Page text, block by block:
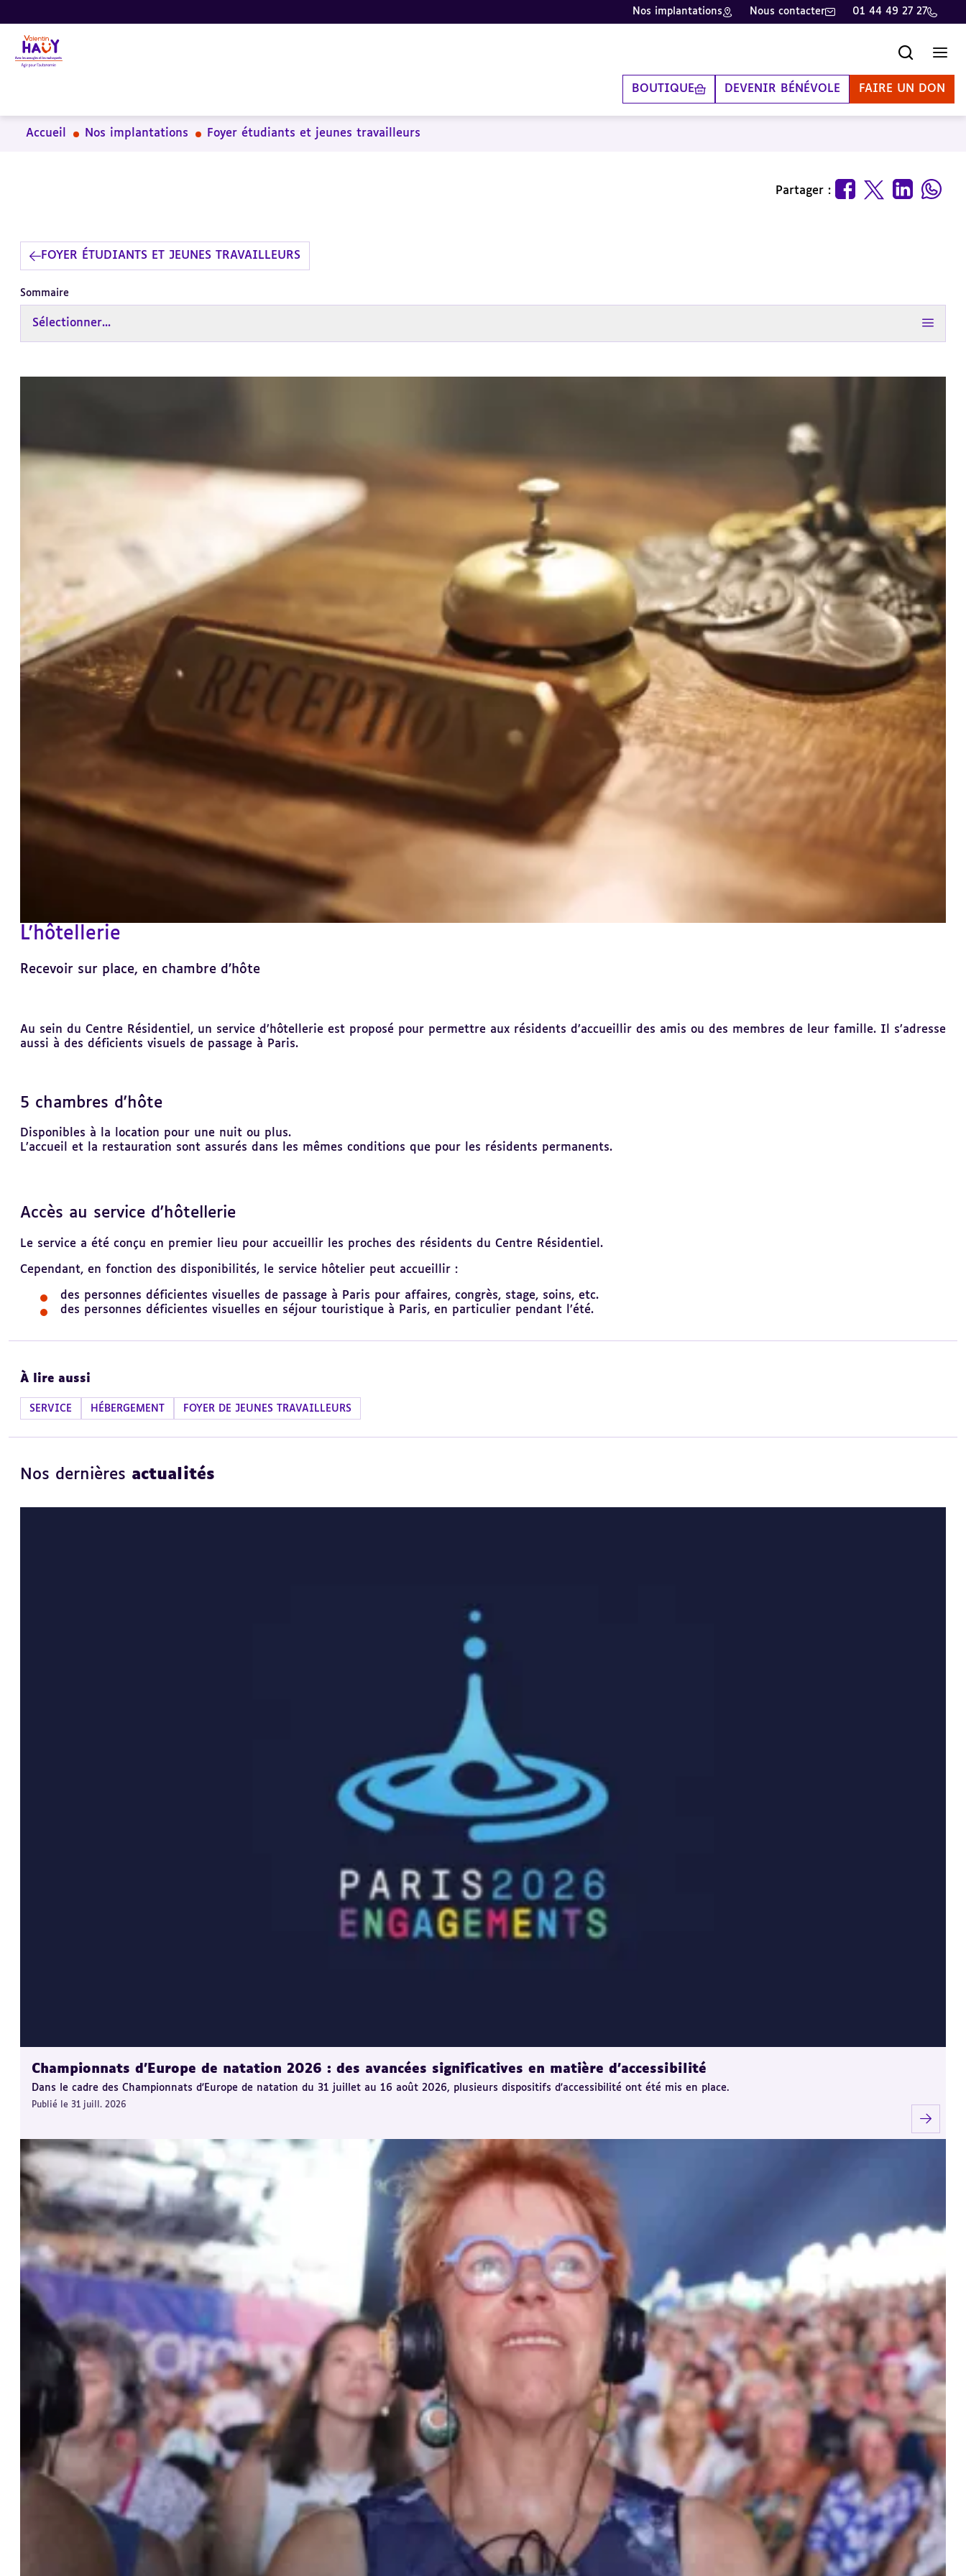
Aller
au
contenu
principal
Aller
au
pied
de
Aller
à
la
recherche
Nos implantations Nous contacter 01 44 49 27 27
BOUTIQUE DEVENIR BÉNÉVOLE FAIRE UN DON
Accueil Nos implantations Foyer étudiants et jeunes travailleurs
Partager :
FOYER ÉTUDIANTS ET JEUNES TRAVAILLEURS
Sommaire
Sélectionner...
L'hôtellerie
Recevoir sur place, en chambre d’hôte
Au sein du Centre Résidentiel, un service d’hôtellerie est proposé pour permettre aux résidents d’accueillir des amis ou des membres de leur famille. Il s’adresse
aussi à des déficients visuels de passage à Paris.
5 chambres d'hôte
Disponibles à la location pour une nuit ou plus.
L’accueil et la restauration sont assurés dans les mêmes conditions que pour les résidents permanents.
Accès au service d'hôtellerie
Le service a été conçu en premier lieu pour accueillir les proches des résidents du Centre Résidentiel.
Cependant, en fonction des disponibilités, le service hôtelier peut accueillir :
des personnes déficientes visuelles de passage à Paris pour affaires, congrès, stage, soins, etc.
des personnes déficientes visuelles en séjour touristique à Paris, en particulier pendant l’été.
au
sommaire
À lire aussi
SERVICE HÉBERGEMENT FOYER DE JEUNES TRAVAILLEURS
Nos dernières actualités
Championnats d'Europe de natation 2026 : des avancées significatives en matière d'accessibilité
Dans le cadre des Championnats d'Europe de natation du 31 juillet au 16 août 2026, plusieurs dispositifs d'accessibilité ont été mis en place.
Publié le 31 juill. 2026